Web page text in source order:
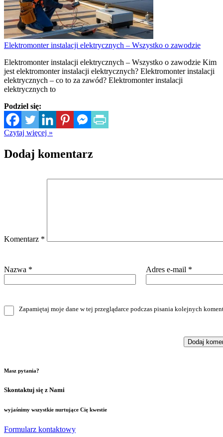
Elektromonter instalacji elektrycznych – Wszystko o zawodzie
Elektromonter instalacji elektrycznych – Wszystko o zawodzie Kim
jest elektromonter instalacji elektrycznych? Elektromonter instalacji
elektrycznych – co to za zawód? Elektromonter instalacji
elektrycznych to
Podziel się:
Czytaj więcej »
Dodaj komentarz
Komentarz *
Nazwa * Adres e-mail *
Zapamiętaj moje dane w tej przeglądarce podczas pisania kolejnych
Masz pytania?
Skontaktuj się z Nami
wyjaśnimy wszystkie nurtujące Cię kwestie
Formularz kontaktowy